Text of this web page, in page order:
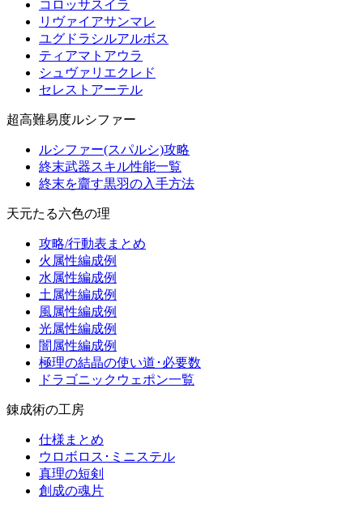
コロッサスイラ
リヴァイアサンマレ
ユグドラシルアルボス
ティアマトアウラ
シュヴァリエクレド
セレストアーテル
超高難易度ルシファー
ルシファー(スパルシ)攻略
終末武器スキル性能一覧
終末を齎す黒羽の入手方法
天元たる六色の理
攻略/行動表まとめ
火属性編成例
水属性編成例
土属性編成例
風属性編成例
光属性編成例
闇属性編成例
極理の結晶の使い道･必要数
ドラゴニックウェポン一覧
錬成術の工房
仕様まとめ
ウロボロス･ミニステル
真理の短剣
創成の魂片